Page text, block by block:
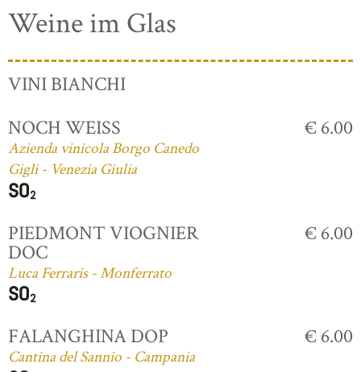
Weine im Glas
VINI BIANCHI
NOCH WEISS
Azienda vinicola Borgo Canedo
Gigli - Venezia Giulia
€ 6.00
PIEDMONT VIOGNIER
DOC
Luca Ferraris - Monferrato
€ 6.00
FALANGHINA DOP
Cantina del Sannio - Campania
€ 6.00